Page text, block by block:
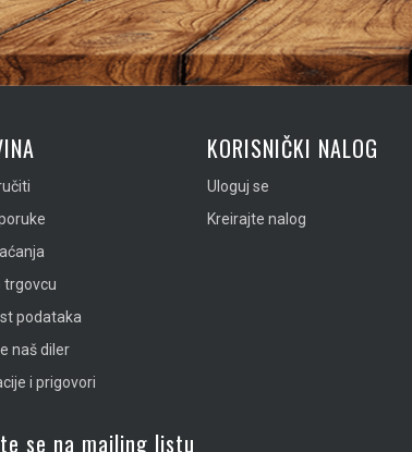
trgovcu
podataka
naš diler
i prigovori
KORISNIČKI NALOG
Uloguj se
Kreirajte nalog
se na mailing listu